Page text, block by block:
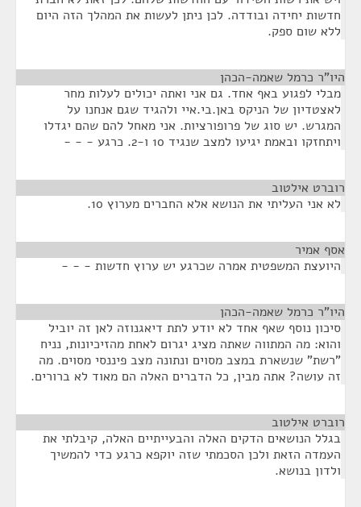
חדשות יחידה ובודדה. לכן ניתן לעשות את המהלך הזה היום
ללא שום ספק.
היו"ר כרמל שאמה-הכהן
מבלי לפגוע באף אחד. גם אני ואתה יכולים לעלות מחר
לאצטדיון של הניקס באן.בי.איי ולהגיד שגם אנחנו על
המגרש. יש סוג של פרופורציות. אני מאחל להם שהם יגדלו
ויתחזקו ובאמת יגיעו למצב שנגיד 10 ו-2. כרגע - - -
רוברט אילטוב
לא אני העליתי את הנושא אלא החברים מערוץ 10.
אסף אמיר
היועצת המשפטית אמרה שכרגע יש ערוץ חדשות - - -
היו"ר כרמל שאמה-הכהן
סיכון נוסף שאף אחד לא יודע לתת דיאגנוזה לאן זה יוביל
והוא: מה המתווה שאתה מציג יגרום לאחת מהזיכיונות, נניח
"רשת" שנשארת במצב מסוים ונתונה מצב פיננסי מסוים. מה
זה עושה? אתה מבין, כל הדברים האלה הם מאוד לא ברורים.
רוברט אילטוב
בגלל הנושאים הדקים האלה והבעייתיים האלה, קיבלתי את
העמדה הזאת ולכן הסכמתי שזה יוקפא כרגע כדי להמשיך
ולדון בנושא.